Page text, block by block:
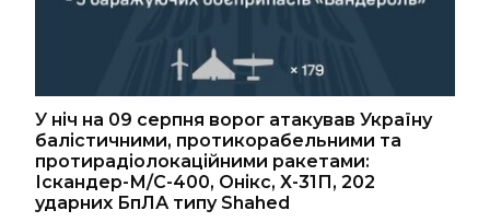
У ніч на 09 серпня ворог атакував Україну
балістичними, протикорабельними та
протирадіолокаційними ракетами:
Іскандер-М/С-400, Онікс, Х-31П, 202
ударних БпЛА типу Shahed